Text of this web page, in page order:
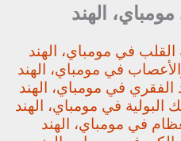
الهند
في مومباي، الهند
في مومباي، الهند
في مومباي، الهند
في مومباي، الهند
في مومباي، الهند